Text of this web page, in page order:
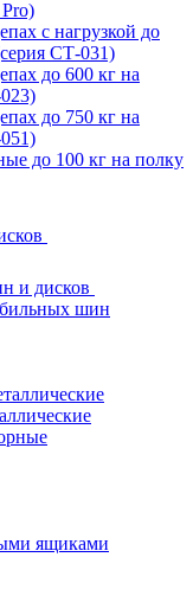
с нагрузкой до
СТ-031)
до 600 кг на
до 750 кг на
до 100 кг на полку
и дисков
шин
ящиками